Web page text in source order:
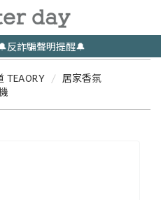
詐騙聲明提醒🔔
TEAORY
居家香氛